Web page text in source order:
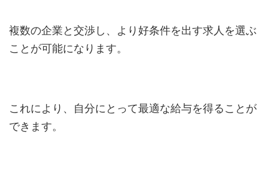
複数の企業と交渉し、より好条件を出す求人を選ぶ
ことが可能になります。
これにより、自分にとって最適な給与を得ることが
できます。